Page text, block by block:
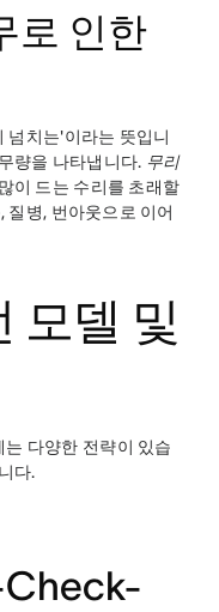
로 인한
넘치는'이라는 뜻입니
량을 나타냅니다. 무리
이 드는 수리를 초래할
질병, 번아웃으로 이어
모델 및
다양한 전략이 있습
다.